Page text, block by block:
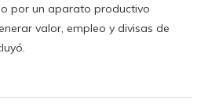
por un aparato productivo
valor, empleo y divisas de